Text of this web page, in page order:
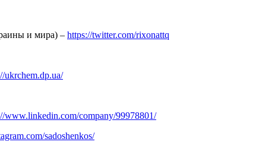
и мира) – https://twitter.com/rixonattq
ukrchem.dp.ua/
www.linkedin.com/company/99978801/
sadoshenkos/